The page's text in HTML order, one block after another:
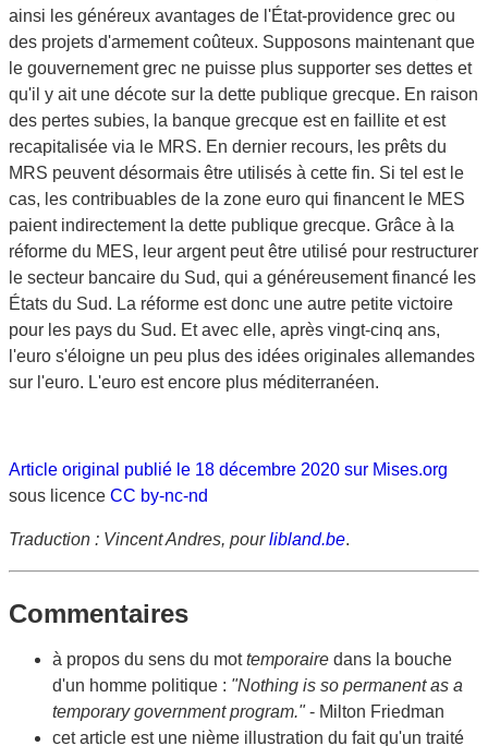
ainsi les généreux avantages de l'État-providence grec ou
des projets d'armement coûteux. Supposons maintenant que
le gouvernement grec ne puisse plus supporter ses dettes et
qu'il y ait une décote sur la dette publique grecque. En raison
des pertes subies, la banque grecque est en faillite et est
recapitalisée via le MRS. En dernier recours, les prêts du
MRS peuvent désormais être utilisés à cette fin. Si tel est le
cas, les contribuables de la zone euro qui financent le MES
paient indirectement la dette publique grecque. Grâce à la
réforme du MES, leur argent peut être utilisé pour restructurer
le secteur bancaire du Sud, qui a généreusement financé les
États du Sud. La réforme est donc une autre petite victoire
pour les pays du Sud. Et avec elle, après vingt-cinq ans,
l'euro s'éloigne un peu plus des idées originales allemandes
sur l'euro. L'euro est encore plus méditerranéen.
Article original publié le 18 décembre 2020 sur Mises.org
sous licence CC by-nc-nd
Traduction : Vincent Andres, pourlibland.be.
Commentaires
à propos du sens du mottemporaire dans la bouche
d'un homme politique : "Nothing is so permanent as a
temporary government program."- Milton Friedman
cet article est une nième illustration du fait qu'un traité